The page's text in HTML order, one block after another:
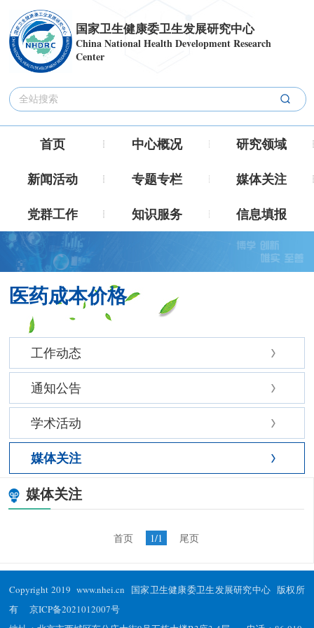
国家卫生健康委卫生发展研究中心
China National Health Development Research
Center
首页 中心概况
研究领域
新闻活动
专题专栏
媒体关注
党群工作
知识服务 信息填报
医药成本价格
工作动态
通知公告
学术活动
媒体关注
媒体关注
首页 1/1 尾页
Copyright 2019 www.nhei.cn 国家卫生健康委卫生发展研究中心 版权所
有京ICP备2021012007号